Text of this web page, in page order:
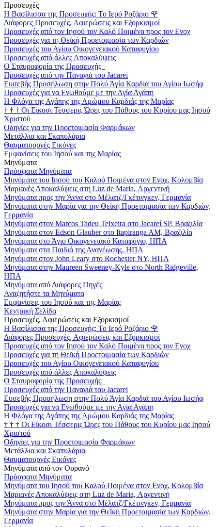
Προσευχές
Η Βασίλισσα της Προσευχής: Το Ιερό Ροζάριο 🌹
Διάφορες Προσευχές, Αφιερώσεις και Εξορκισμοί
Προσευχές από τον Ιησού τον Καλό Ποιμένα προς τον Ενοχ
Προσευχές για τη Θεϊκή Προετοιμασία των Καρδιών
Προσευχές του Αγίου Οικογενειακού Καταφυγίου
Προσευχές από άλλες Αποκαλύψεις
Ο Σταυροφορία της Προσευχής
Προσευχές από την Παναγιά του Jacarei
Ευσεβής Προσήλωση στην Πολύ Άγία Καρδιά του Αγίου Ιωσήφ
Προσευχές για να Ενωθούμε με την Αγία Αγάπη
Η Φλόγα της Αγάπης της Αμώμου Καρδιάς της Μαρίας
† † † Οι Είκοσι Τέσσερις Ώρες του Πάθους του Κυρίου μας Ιησού
Χριστού
Οδηγίες για την Προετοιμασία Φαρμάκων
Μετάλλια και Σκαπυλάρια
Θαυματουργές Εικόνες
Εμφανίσεις του Ιησού και της Μαρίας
Μηνύματα
Πρόσφατα Μηνύματα
Μηνύματα του Ιησού του Καλού Ποιμένα στον Ενοχ, Κολομβία
Μαριανές Αποκαλύψεις στη Luz de Maria, Αργεντινή
Μηνύματα προς την Άννα στο Μέλατζ/Γκέτινγκεν, Γερμανία
Μηνύματα στην Μαρία για την Θεϊκή Προετοιμασία των Καρδιών,
Γερμανία
Μηνύματα στον Marcos Tadeu Teixeira στο Jacareí SP, Βραζιλία
Μηνύματα στον Edson Glauber στο Itapiranga AM, Βραζιλία
Μηνύματα στο Άγιο Οικογενειακό Καταφύγιο, ΗΠΑ
Μηνύματα στα Παιδιά της Ανανέωσης, ΗΠΑ
Μηνύματα στον John Leary στο Rochester NY, ΗΠΑ
Μηνύματα στην Maureen Sweeney-Kyle στο North Ridgeville,
ΗΠΑ
Μηνύματα από Διάφορες Πηγές
Αναζητήστε τα Μηνύματα
Εμφανίσεις του Ιησού και της Μαρίας
Κεντρική Σελίδα
Προσευχές, Αφιερώσεις και Εξορκισμοί
Η Βασίλισσα της Προσευχής: Το Ιερό Ροζάριο 🌹
Διάφορες Προσευχές, Αφιερώσεις και Εξορκισμοί
Προσευχές από τον Ιησού τον Καλό Ποιμένα προς τον Ενοχ
Προσευχές για τη Θεϊκή Προετοιμασία των Καρδιών
Προσευχές του Αγίου Οικογενειακού Καταφυγίου
Προσευχές από άλλες Αποκαλύψεις
Ο Σταυροφορία της Προσευχής
Προσευχές από την Παναγιά του Jacarei
Ευσεβής Προσήλωση στην Πολύ Άγία Καρδιά του Αγίου Ιωσήφ
Προσευχές για να Ενωθούμε με την Αγία Αγάπη
Η Φλόγα της Αγάπης της Αμώμου Καρδιάς της Μαρίας
† † † Οι Είκοσι Τέσσερις Ώρες του Πάθους του Κυρίου μας Ιησού
Χριστού
Οδηγίες για την Προετοιμασία Φαρμάκων
Μετάλλια και Σκαπυλάρια
Θαυματουργές Εικόνες
Μηνύματα από τον Ουρανό
Πρόσφατα Μηνύματα
Μηνύματα του Ιησού του Καλού Ποιμένα στον Ενοχ, Κολομβία
Μαριανές Αποκαλύψεις στη Luz de Maria, Αργεντινή
Μηνύματα προς την Άννα στο Μέλατζ/Γκέτινγκεν, Γερμανία
Μηνύματα στην Μαρία για την Θεϊκή Προετοιμασία των Καρδιών,
Γερμανία